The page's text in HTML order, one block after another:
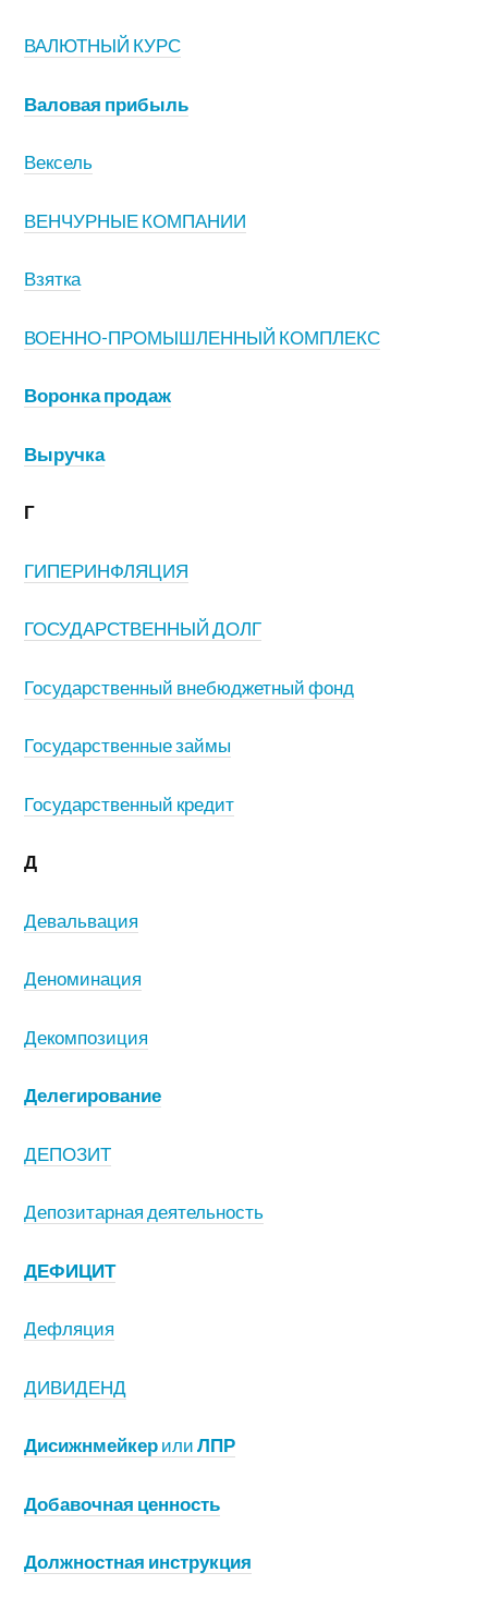
ВАЛЮТНЫЙ КУРС
Валовая прибыль
Вексель
ВЕНЧУРНЫЕ КОМПАНИИ
Взятка
ВОЕННО-ПРОМЫШЛЕННЫЙ КОМПЛЕКС
Воронка продаж
Выручка
Г
ГИПЕРИНФЛЯЦИЯ
ГОСУДАРСТВЕННЫЙ ДОЛГ
Государственный внебюджетный фонд
Государственные займы
Государственный кредит
Д
Девальвация
Деноминация
Декомпозиция
Делегирование
ДЕПОЗИТ
Депозитарная деятельность
ДЕФИЦИТ
Дефляция
ДИВИДЕНД
ДисижнмейкерилиЛПР
Добавочная ценность
Должностная инструкция